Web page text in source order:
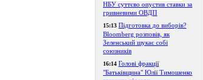
НБУ суттєво опустив ставки за
гривневими ОВДП
15:13 Підготовка до виборів?
Bloomberg розповів, як
Зеленський шукає собі
союзників
16:14 Голові фракції
"Батьківщина" Юлії Тимошенко